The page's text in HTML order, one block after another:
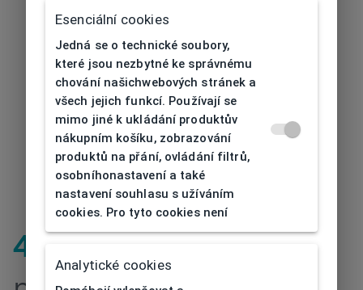
404
Esenciální cookies
Jedná se o technické soubory,
které jsou nezbytné ke správnému
chování našichwebových stránek a
všech jejich funkcí. Používají se
mimo jiné k ukládání produktův
nákupním košíku, zobrazování
produktů na přání, ovládání filtrů,
osobníhonastavení a také
nastavení souhlasu s užíváním
cookies. Pro tyto cookies není
Analytické cookies